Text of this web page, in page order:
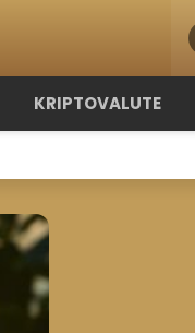
KRIPTOVALUTE